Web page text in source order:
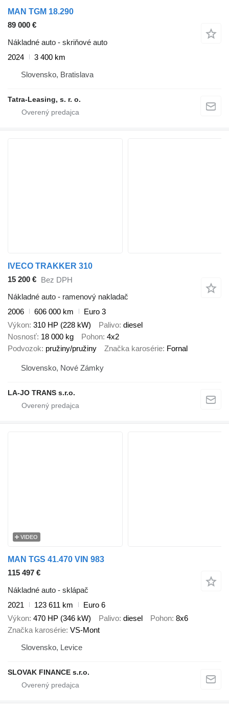
MAN TGM 18.290
89 000 €
Nákladné auto - skriňové auto
2024
3 400 km
Slovensko, Bratislava
Tatra-Leasing, s. r. o.
IVECO TRAKKER 310
15 200 € Bez DPH
Nákladné auto - ramenový nakladač
2006
606 000 km
Euro 3
Výkon 310 HP (228 kW) Palivo diesel
Nosnosť 18 000 kg Pohon 4x2
Podvozok pružiny/pružiny Značka karosérie Fornal
Slovensko, Nové Zámky
LA-JO TRANS s.r.o.
VIDEO
MAN TGS 41.470 VIN 983
115 497 €
Nákladné auto - sklápač
2021
123 611 km
Euro 6
Výkon 470 HP (346 kW) Palivo diesel Pohon 8x6
Značka karosérie VS-Mont
Slovensko, Levice
SLOVAK FINANCE s.r.o.